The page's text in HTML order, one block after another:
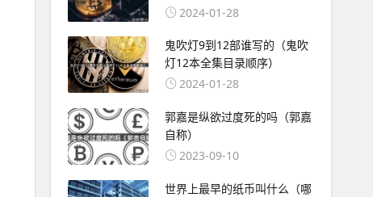
2024-01-28
鬼吹灯9到12部谁写的（鬼吹
灯12本全集目录顺序）
2024-01-28
郭嘉是纵欲过度死的吗（郭嘉
自称）
2023-09-10
世界上最早的纸币叫什么（哪